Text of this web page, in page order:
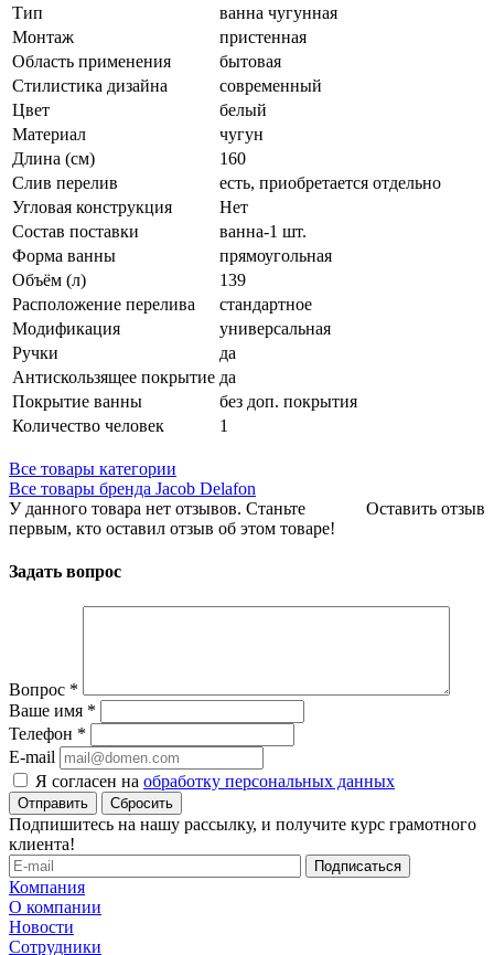
Тип
ванна чугунная
Монтаж
пристенная
Область применения
бытовая
Стилистика дизайна
современный
Цвет
белый
Материал
чугун
Длина (см)
160
Слив перелив
есть, приобретается отдельно
Угловая конструкция
Нет
Состав поставки
ванна-1 шт.
Форма ванны
прямоугольная
Объём (л)
139
Расположение перелива
стандартное
Модификация
универсальная
Ручки
да
Антискользящее покрытие да
Покрытие ванны
без доп. покрытия
Количество человек
1
Все товары категории
Все товары бренда Jacob Delafon
Оставить отзыв
У данного товара нет отзывов. Станьте
первым, кто оставил отзыв об этом товаре!
Задать вопрос
Вопрос *
Ваше имя *
Телефон *
E-mail
Я согласен на обработку персональных данных
Сбросить
Подпишитесь на нашу рассылку, и получите курс грамотного
клиента!
Компания
О компании
Новости
Сотрудники